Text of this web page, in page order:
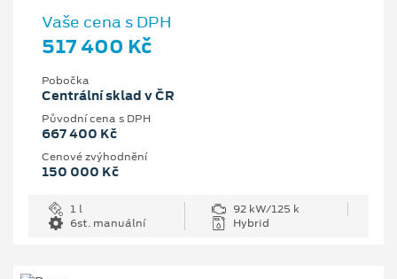
Vaše cena s DPH
517 400 Kč
Pobočka
Centrální sklad v ČR
Původní cena s DPH
667 400 Kč
Cenové zvýhodnění
150 000 Kč
1 l
92 kW/125 k
6st. manuální
Hybrid